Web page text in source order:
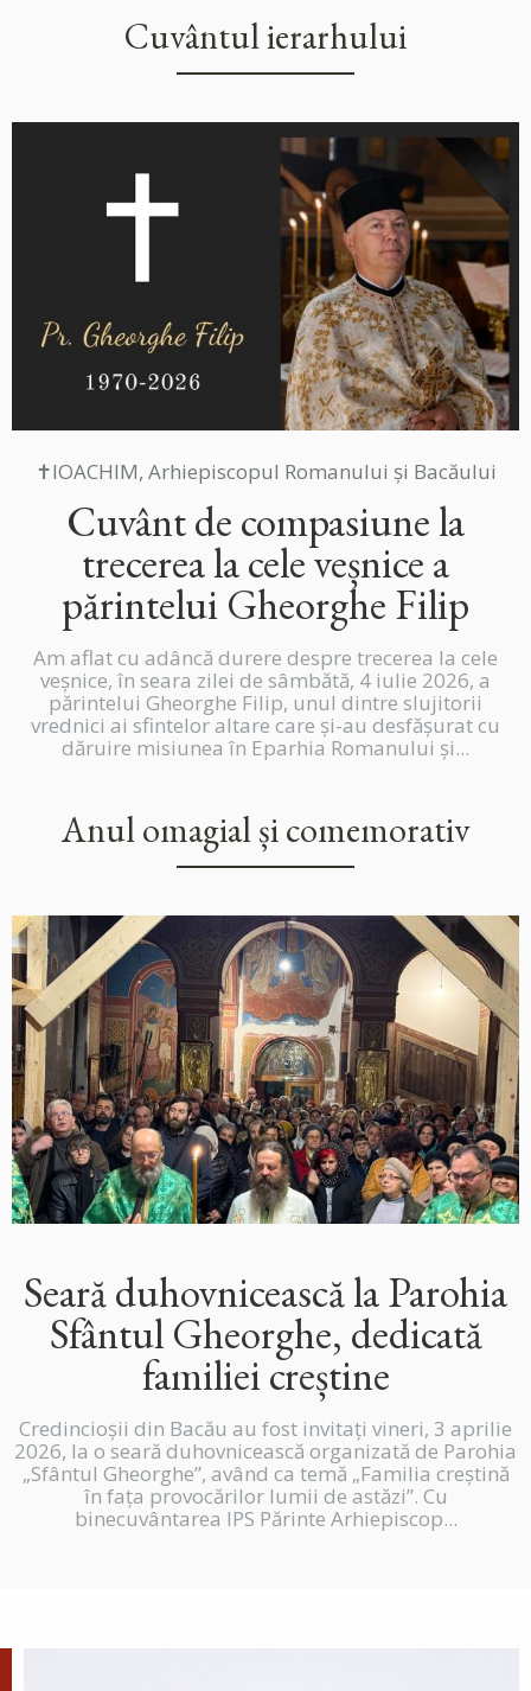
Cuvântul ierarhului
✝IOACHIM, Arhiepiscopul Romanului și Bacăului
Cuvânt de compasiune la
trecerea la cele veșnice a
părintelui Gheorghe Filip
Am aflat cu adâncă durere despre trecerea la cele
veșnice, în seara zilei de sâmbătă, 4 iulie 2026, a
părintelui Gheorghe Filip, unul dintre slujitorii
vrednici ai sfintelor altare care și-au desfășurat cu
dăruire misiunea în Eparhia Romanului și...
Anul omagial și comemorativ
Seară duhovnicească la Parohia
Sfântul Gheorghe, dedicată
familiei creștine
Credincioșii din Bacău au fost invitați vineri, 3 aprilie
2026, la o seară duhovnicească organizată de Parohia
„Sfântul Gheorghe”, având ca temă „Familia creștină
în fața provocărilor lumii de astăzi”. Cu
binecuvântarea IPS Părinte Arhiepiscop...